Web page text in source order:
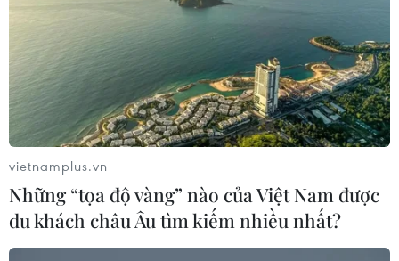
vietnamplus.vn
Những “tọa độ vàng” nào của Việt Nam được
du khách châu Âu tìm kiếm nhiều nhất?